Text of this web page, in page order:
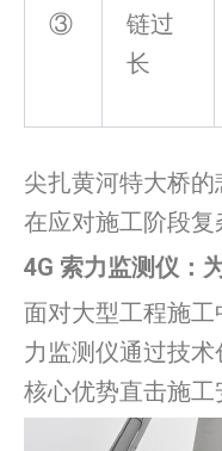
③
链过
长
尖扎黄河特大桥
在应对施工阶段复
4G 索力监测仪：
面对大型工程施
力监测仪通过技
核心优势直击施工